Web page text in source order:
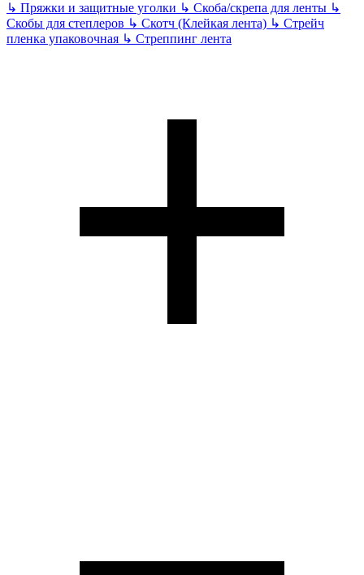
↳ Пряжки и защитные уголки ↳ Скоба/скрепа для ленты ↳
Скобы для степлеров ↳ Скотч (Клейкая лента) ↳ Стрейч
пленка упаковочная ↳ Стреппинг лента